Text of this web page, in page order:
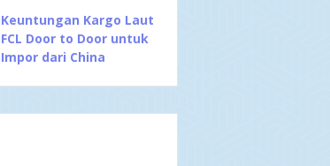
Keuntungan Kargo Laut
FCL Door to Door untuk
Impor dari China